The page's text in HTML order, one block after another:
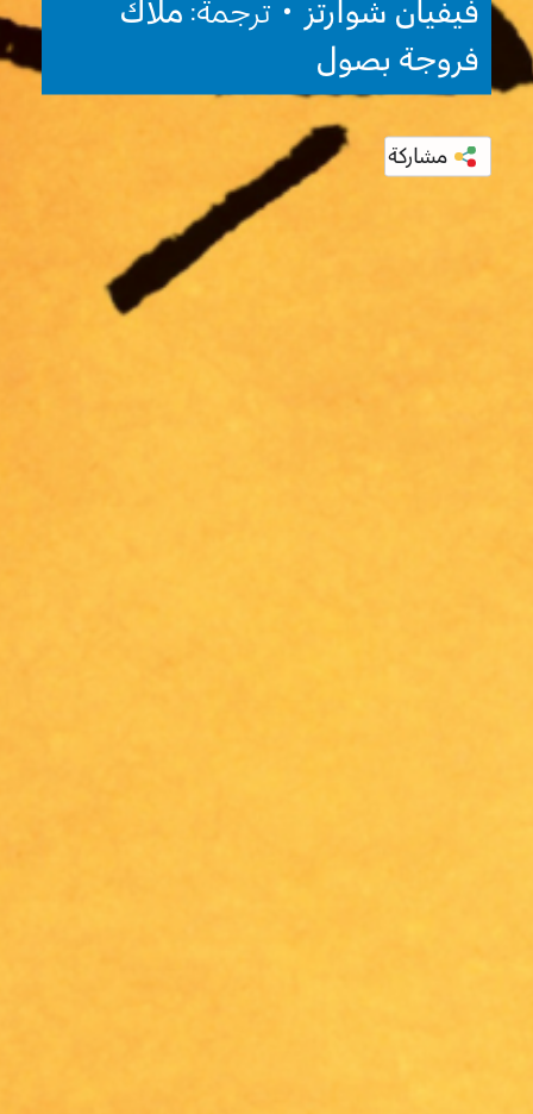
فيفيان شوارتز • ترجمة: ملاك
فروجة بصول
مشاركة